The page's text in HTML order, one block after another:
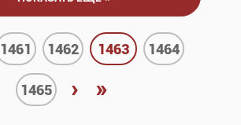
1461 1462 1463 1464
1465 › »